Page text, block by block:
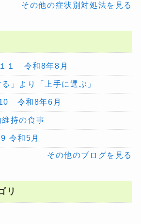
その他の症状別対処法を見る
１ 令和8年8月
」より「上手に選ぶ」
令和8年6月
持の食事
令和5月
その他のブログを見る
リ